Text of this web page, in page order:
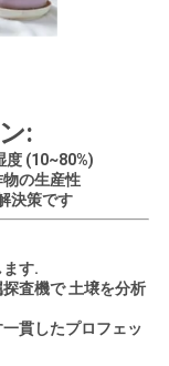
:
度 (10~80%)
の生産性
決策です
す.
査機で 土壌を分析
一貫したプロフェッ